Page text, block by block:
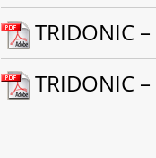
TRIDONIC
TRIDONIC